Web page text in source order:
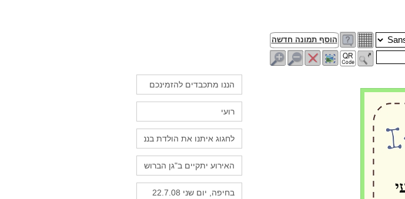
הוסף תמונה חדשה